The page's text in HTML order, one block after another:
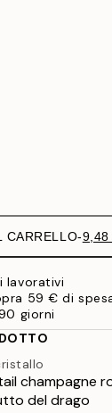
CARRELLO-9,48
lavorativi
59 € di
giorni
champagne
del drago